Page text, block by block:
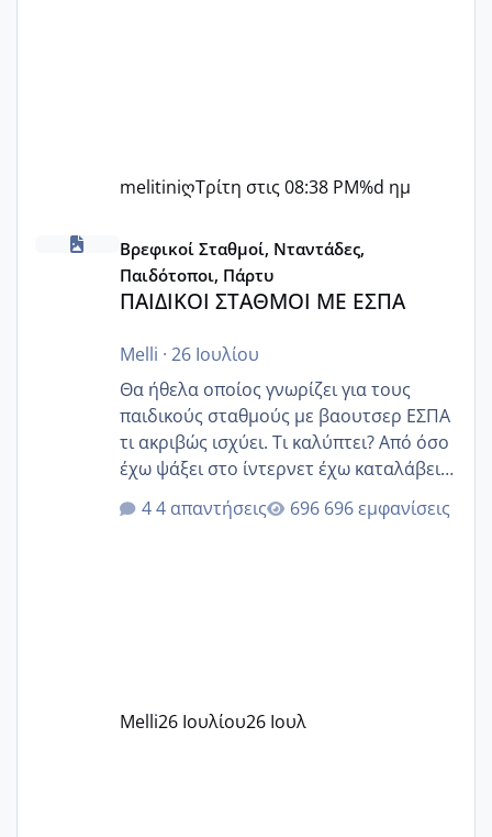
melitiniღΤρίτη στις 08:38 PM%d ημ
ΠΑΙΔΙΚΟΙ ΣΤΑΘΜΟΙ ΜΕ ΕΣΠΑ
Βρεφικοί Σταθμοί, Νταντάδες,
Παιδότοποι, Πάρτυ
ΠΑΙΔΙΚΟΙ ΣΤΑΘΜΟΙ ΜΕ ΕΣΠΑ
Melli · 26 Ιουλίου
Θα ήθελα οποίος γνωρίζει για τους
παιδικούς σταθμούς με βαουτσερ ΕΣΠΑ
τι ακριβώς ισχύει. Τι καλύπτει? Από όσο
έχω ψάξει στο ίντερνετ έχω καταλάβει
ότι το βαουτσερ καλύπτει όλα τα
δίδακτρα και τα τροφεια του ιδιωτικού
Εγώ πήγα σε έναν ιδιωτικό παιδικό στ
4 απαντήσεις 696 εμφανίσεις
Melli26 Ιουλίου26 Ιουλ